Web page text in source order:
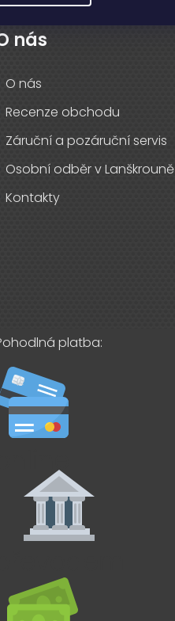
nás
O nás
Recenze obchodu
Záruční a pozáruční servis
Osobní odběr v Lanškrouně
Kontakty
platba: